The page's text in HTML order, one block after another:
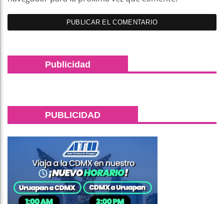
Publicidad
PUBLICIDAD